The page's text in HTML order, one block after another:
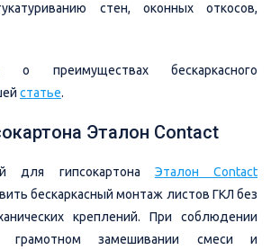
стен, оконных откосов,
о преимуществах бескаркасного
статье.
Эталон Contact
для гипсокартона Эталон Contact
бескаркасный монтаж листов ГКЛ без
креплений. При соблюдении
грамотном замешивании смеси и